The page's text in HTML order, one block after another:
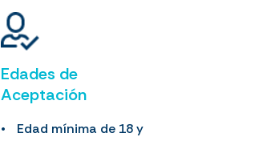
Edades de
Aceptación
Edad mínima de 18 y